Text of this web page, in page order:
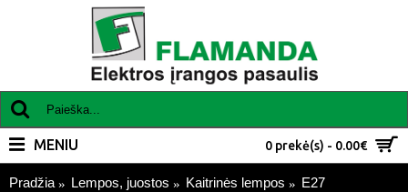
0 prekė(s) - 0.00€
MENIU
Pradžia Lempos, juostos Kaitrinės lempos
E27